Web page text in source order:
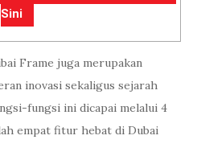
Sini
Frame juga merupakan
inovasi sekaligus sejarah
fungsi ini dicapai melalui 4
empat fitur hebat di Dubai